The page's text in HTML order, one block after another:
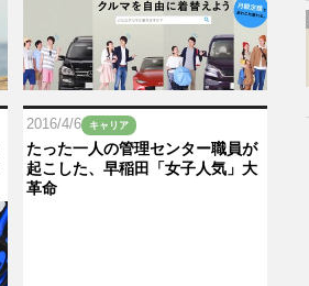
2016/4/6 キャリア
たった一人の管理センター職員が
起こした、早稲田「女子人気」大
革命